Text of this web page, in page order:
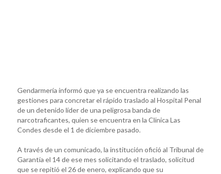
Gendarmería informó que ya se encuentra realizando las
gestiones para concretar el rápido traslado al Hospital Penal
de un detenido líder de una peligrosa banda de
narcotraficantes, quien se encuentra en la Clínica Las
Condes desde el 1 de diciembre pasado.
A través de un comunicado, la institución ofició al Tribunal de
Garantía el 14 de ese mes solicitando el traslado, solicitud
que se repitió el 26 de enero, explicando que su